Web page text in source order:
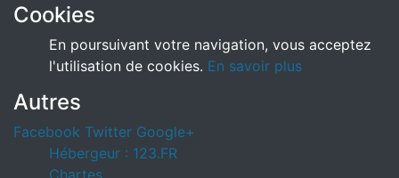
Cookies
En poursuivant votre navigation, vous acceptez
l'utilisation de cookies. En savoir plus
Autres
Facebook Twitter Google+
Hébergeur : 123.FR
Chartes